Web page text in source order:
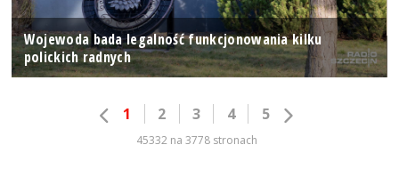
Wojewoda bada legalność funkcjonowania kilku
polickich radnych
1 2 3 4 5
45332 na 3778 stronach